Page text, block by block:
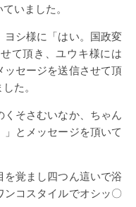
いました。
シ様に「はい。国政変
て頂き、ユウキ様には
ッセージを送信させて頂
た。
そさむいなか、ちゃん
とメッセージを頂いて
覚まし四つん這いで浴
コスタイルでオシッ〇